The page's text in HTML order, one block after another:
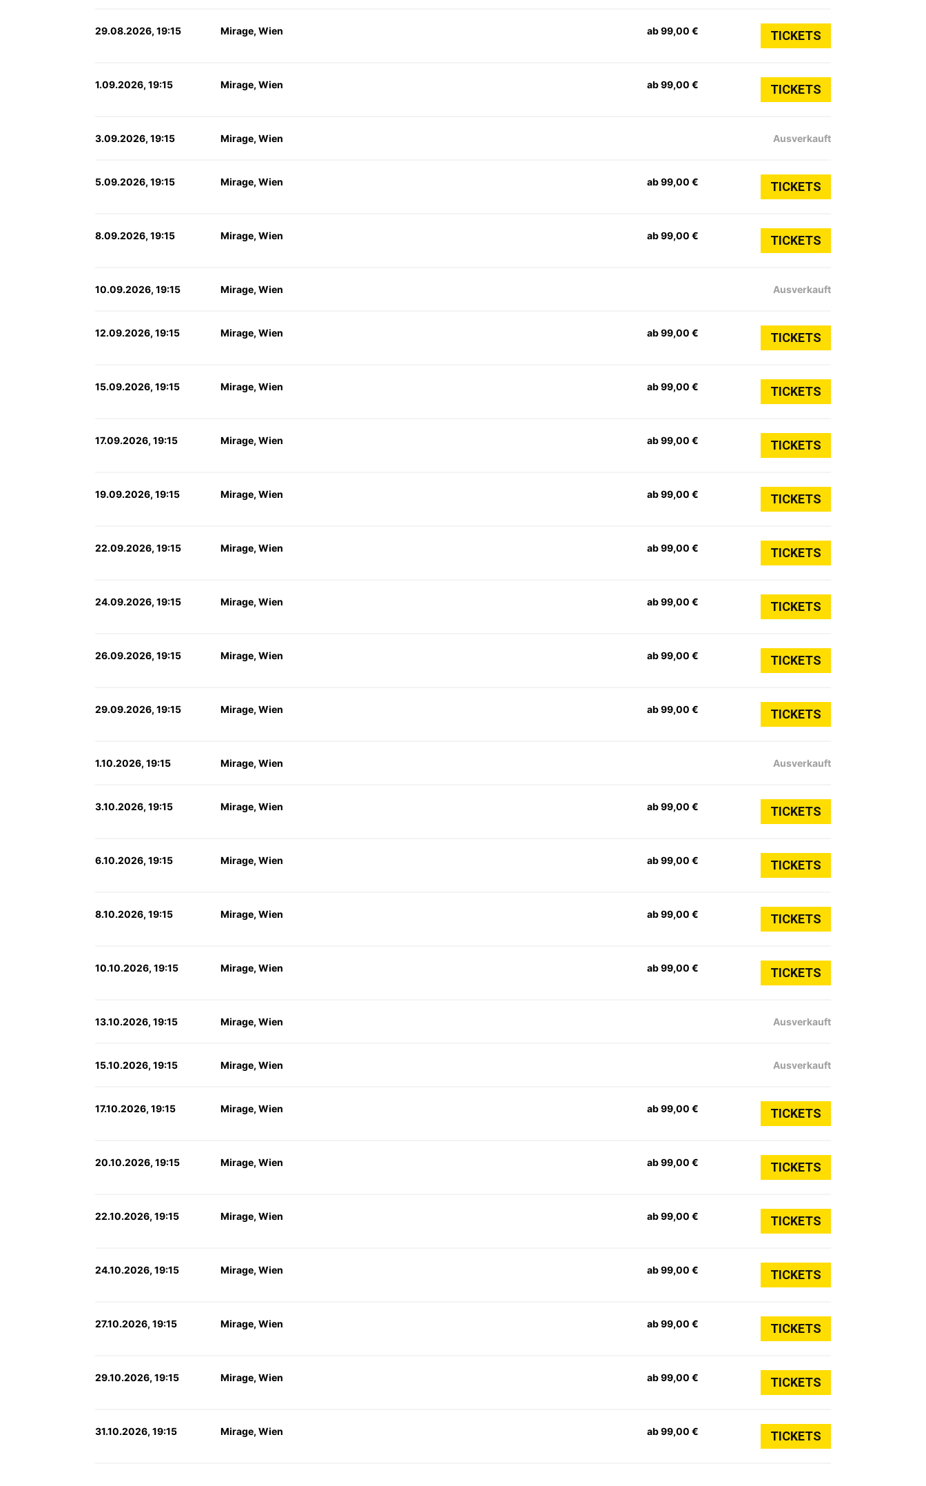
29.08.2026, 19:15 Mirage, Wien ab 99,00 € TICKETS
1.09.2026, 19:15 Mirage, Wien ab 99,00 € TICKETS
3.09.2026, 19:15 Mirage, Wien Ausverkauft
5.09.2026, 19:15 Mirage, Wien ab 99,00 € TICKETS
8.09.2026, 19:15 Mirage, Wien ab 99,00 € TICKETS
10.09.2026, 19:15 Mirage, Wien Ausverkauft
12.09.2026, 19:15 Mirage, Wien ab 99,00 € TICKETS
15.09.2026, 19:15 Mirage, Wien ab 99,00 € TICKETS
17.09.2026, 19:15 Mirage, Wien ab 99,00 € TICKETS
19.09.2026, 19:15 Mirage, Wien ab 99,00 € TICKETS
22.09.2026, 19:15 Mirage, Wien ab 99,00 € TICKETS
24.09.2026, 19:15 Mirage, Wien ab 99,00 € TICKETS
26.09.2026, 19:15 Mirage, Wien ab 99,00 € TICKETS
29.09.2026, 19:15 Mirage, Wien ab 99,00 € TICKETS
1.10.2026, 19:15 Mirage, Wien Ausverkauft
3.10.2026, 19:15 Mirage, Wien ab 99,00 € TICKETS
6.10.2026, 19:15 Mirage, Wien ab 99,00 € TICKETS
8.10.2026, 19:15 Mirage, Wien ab 99,00 € TICKETS
10.10.2026, 19:15 Mirage, Wien ab 99,00 € TICKETS
13.10.2026, 19:15 Mirage, Wien Ausverkauft
15.10.2026, 19:15 Mirage, Wien Ausverkauft
17.10.2026, 19:15 Mirage, Wien ab 99,00 € TICKETS
20.10.2026, 19:15 Mirage, Wien ab 99,00 € TICKETS
22.10.2026, 19:15 Mirage, Wien ab 99,00 € TICKETS
24.10.2026, 19:15 Mirage, Wien ab 99,00 € TICKETS
27.10.2026, 19:15 Mirage, Wien ab 99,00 € TICKETS
29.10.2026, 19:15 Mirage, Wien ab 99,00 € TICKETS
31.10.2026, 19:15 Mirage, Wien ab 99,00 € TICKETS